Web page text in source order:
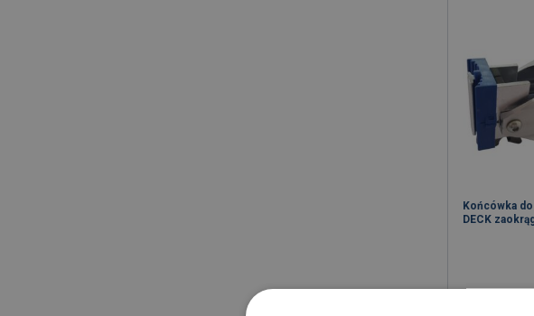
Końcówka
DECK